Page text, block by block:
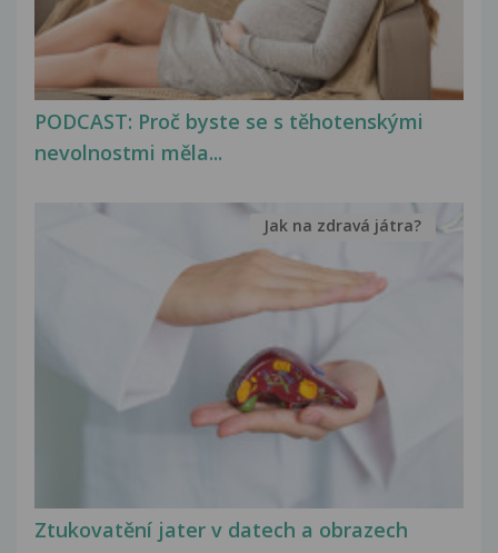
PODCAST: Proč byste se s těhotenskými
nevolnostmi měla...
Ztukovatění jater v datech a obrazech
Jak na zdravá játra?